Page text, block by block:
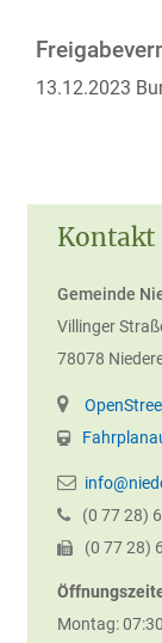
Kontakt
Gemeinde
Villinger
78078
(0 7728)
(0 7728)
Montag:
13.12.2023